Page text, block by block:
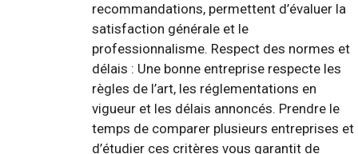
recommandations, permettent d’évaluer la
satisfaction générale et le
professionnalisme. Respect des normes et
délais : Une bonne entreprise respecte les
règles de l’art, les réglementations en
vigueur et les délais annoncés. Prendre le
temps de comparer plusieurs entreprises et
d’étudier ces critères vous garantit de